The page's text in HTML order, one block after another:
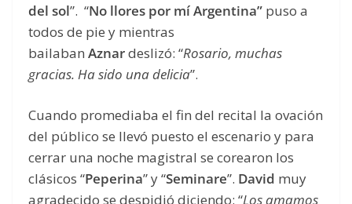
del sol”. “No llores por mí Argentina” puso a
todos de pie y mientras
bailaban Aznardeslizó: “Rosario, muchas
gracias. Ha sido una delicia”.
Cuando promediaba el fin del recital la ovación
del público se llevó puesto el escenario y para
cerrar una noche magistral se corearon los
clásicos “Peperina” y “Seminare”. David muy
agradecido se despidió diciendo: “Los amamos